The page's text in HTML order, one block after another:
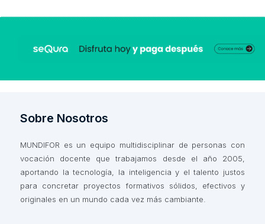
Sobre Nosotros
MUNDIFOR es un equipo multidisciplinar de personas con
vocación docente que trabajamos desde el año 2005,
aportando la tecnología, la inteligencia y el talento justos
para concretar proyectos formativos sólidos, efectivos y
originales en un mundo cada vez más cambiante.